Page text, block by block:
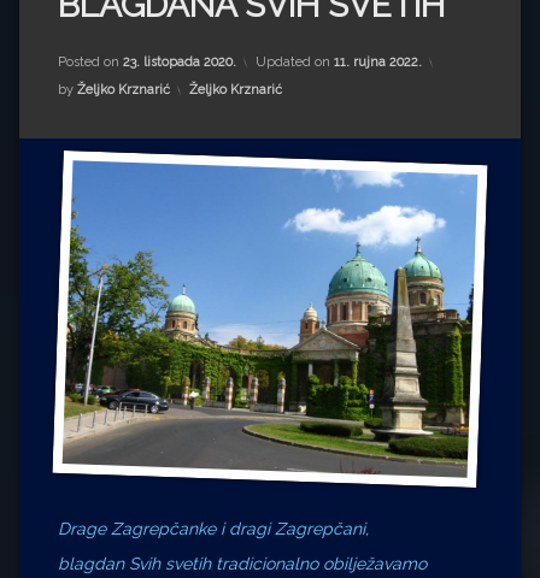
Impressum
Milenko Strižak
Drugi autori
Drugi autori
Ljiljana Lekanić-Kljaić
Željko Krznarić
Mario Lovreković
Miroslav Šantek
Posted on 23. listopada 2020. Updated on 11. rujna 2022.
by Željko Krznarić Kategorije:
Željko Krznarić
Drage Zagrepčanke i dragi Zagrepčani,
blagdan Svih svetih tradicionalno obilježavamo